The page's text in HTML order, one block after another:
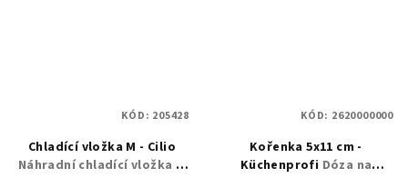
Chladící vložka M - Cilio
Náhradní chladící vložka M
KÓD: 205428
Kořenka 5x11 cm -
Küchenprofi Dóza na
KÓD: 2620000000